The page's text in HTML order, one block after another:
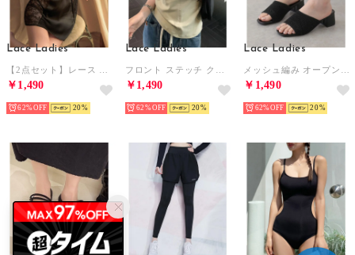
Lace Ladies
￥1,490
62% 20
Lace Ladies
￥1,490
62% 20
Lace Ladies
￥1,490
62% 20